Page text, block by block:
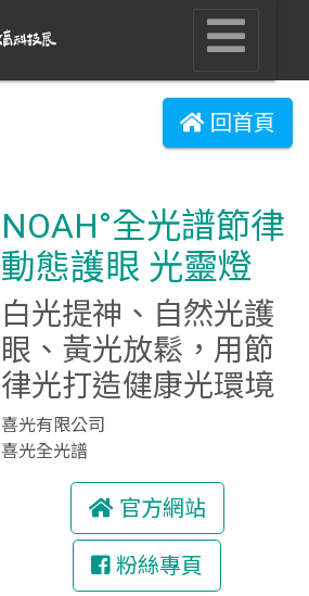
回首頁
NOAH°全光譜節律
動態護眼 光靈燈
白光提神、自然光護
眼、黃光放鬆，用節
律光打造健康光環境
喜光有限公司
喜光全光譜
官方網站
粉絲專頁